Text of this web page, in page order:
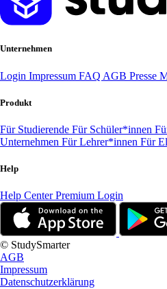
Unternehmen
Login Impressum FAQ AGB Presse
Produkt
Für Studierende Für Schüler*innen
Unternehmen Für Lehrer*innen Für
Help
Help CenterPremium Login
© StudySmarter
AGB
Impressum
Datenschutzerklärung